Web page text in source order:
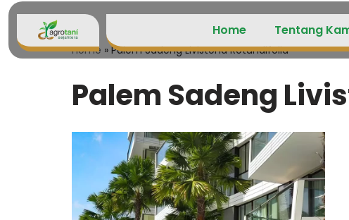
Lompat
ke
Home Tentang
Home »Palem Sadeng Livistona Rotundifolia
Palem Sadeng